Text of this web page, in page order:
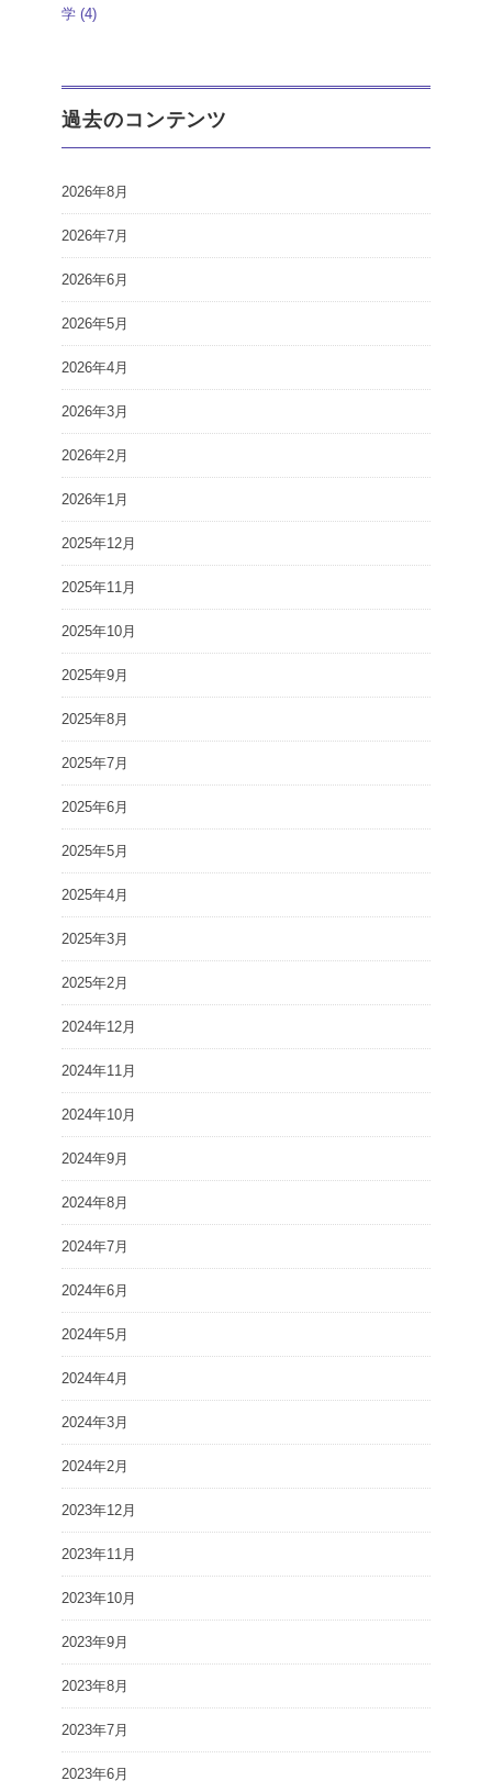
学 (4)
過去のコンテンツ
2026年8月
2026年7月
2026年6月
2026年5月
2026年4月
2026年3月
2026年2月
2026年1月
2025年12月
2025年11月
2025年10月
2025年9月
2025年8月
2025年7月
2025年6月
2025年5月
2025年4月
2025年3月
2025年2月
2024年12月
2024年11月
2024年10月
2024年9月
2024年8月
2024年7月
2024年6月
2024年5月
2024年4月
2024年3月
2024年2月
2023年12月
2023年11月
2023年10月
2023年9月
2023年8月
2023年7月
2023年6月